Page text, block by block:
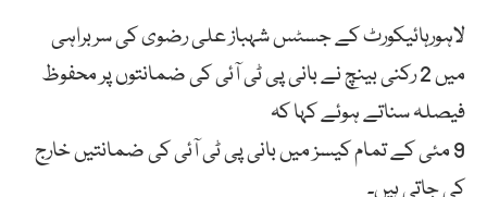
لاہورہائیکورٹ کے جسٹس شہباز علی رضوی کی سربراہی
میں 2 رکنی بینچ نے بانی پی ٹی آئی کی ضمانتوں پر محفوظ
فیصلہ سناتے ہوئے کہا کہ
9 مئی کے تمام کیسز میں بانی پی ٹی آئی کی ضمانتیں خارج
کی جاتی ہیں۔